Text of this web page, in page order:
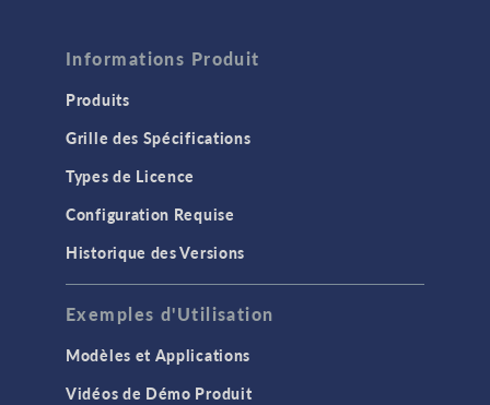
Informations Produit
Produits
Grille des Spécifications
Types de Licence
Configuration Requise
Historique des Versions
Exemples d'Utilisation
Modèles et Applications
Vidéos de Démo Produit